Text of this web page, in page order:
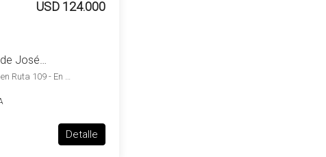
Chacra en venta de 5ha ubicado en Altos de José Ignacio –
USD 124.000
Un rincón donde la calma se vuelve eterna… Chacra en Ruta 109 - En zona Valdivia, , Valdivia
Detalle